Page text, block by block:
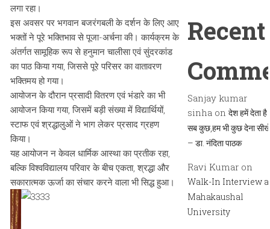
लगा रहा।
इस अवसर पर भगवान बजरंगबली के दर्शन के लिए आए
भक्तों ने पूरे भक्तिभाव से पूजा-अर्चना की। कार्यक्रम के
अंतर्गत सामूहिक रूप से हनुमान चालीसा एवं सुंदरकांड
का पाठ किया गया, जिससे पूरे परिसर का वातावरण
भक्तिमय हो गया।
आयोजन के दौरान प्रसादी वितरण एवं भंडारे का भी
आयोजन किया गया, जिसमें बड़ी संख्या में विद्यार्थियों,
स्टाफ एवं श्रद्धालुओं ने भाग लेकर प्रसाद ग्रहण
किया।
यह आयोजन न केवल धार्मिक आस्था का प्रतीक रहा,
बल्कि विश्वविद्यालय परिवार के बीच एकता, श्रद्धा और
सकारात्मक ऊर्जा का संचार करने वाला भी सिद्ध हुआ।
Recent
Sanjay kumar
sinha onदेश हमें देता है
सब कुछ,हम भी कुछ देना
– डा. नंदिता पाठक
Ravi Kumar on
Walk-In Interview
Mahakaushal
University